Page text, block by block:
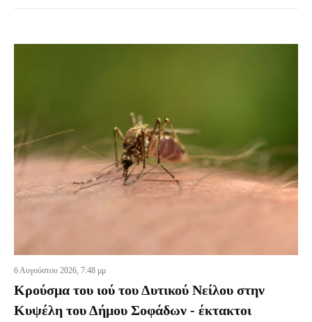
6 Αυγούστου 2026, 7:48 μμ
Κρούσμα του ιού του Δυτικού Νείλου στην
Κυψέλη του Δήμου Σοφάδων - έκτακτοι